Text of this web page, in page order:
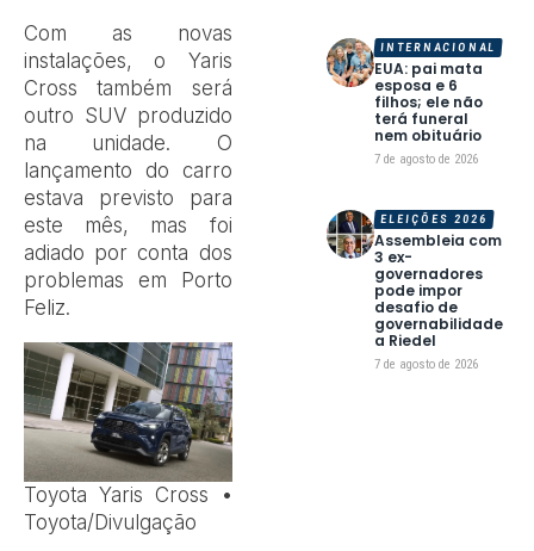
Com as novas
instalações, o Yaris
Cross também será
outro SUV produzido
na unidade. O
lançamento do carro
estava previsto para
este mês, mas foi
adiado por conta dos
problemas em Porto
Feliz.
Toyota Yaris Cross •
Toyota/Divulgação
EUA: pai mata
esposa e 6
filhos; ele não
terá funeral
nem obituário
7 de agosto de 2026
INTERNACIONAL
Assembleia com
3 ex-
governadores
pode impor
desafio de
governabilidade
a Riedel
7 de agosto de 2026
ELEIÇÕES 2026